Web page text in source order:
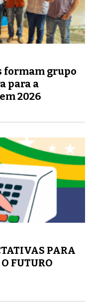
formam grupo
para a
2026
PARA
FUTURO